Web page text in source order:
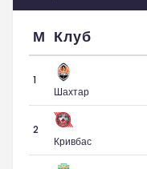
М Клуб
1
Шахтар
2
Кривбас